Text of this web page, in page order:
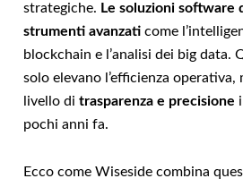
strategiche. Le soluzioni software
strumenti avanzati come
blockchain e l’analisi dei big data.
solo elevano l’efficienza operativa,
livello di trasparenza e precisione
pochi anni fa.
Ecco come Wiseside combina